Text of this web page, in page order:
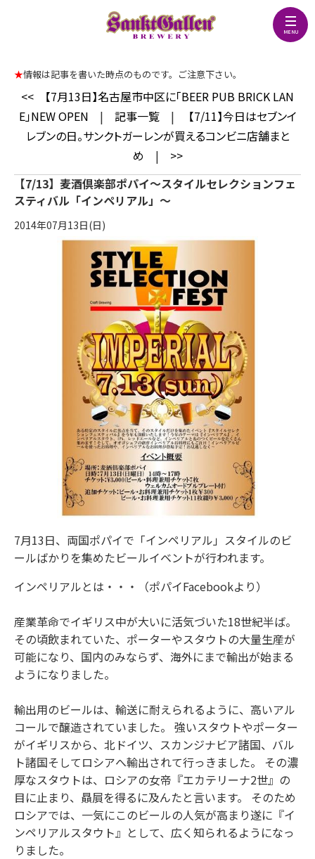
★情報は記事を書いた時点のものです。ご注意下さい。
<<
【7月13日】名古屋市中区に「BEER PUB BRICK LAN
E」NEW OPEN | 記事一覧|
【7/11】今日はセブンイ
レブンの日。サンクトガーレンが買えるコンビニ店舗まと
め | >>
【7/13】麦酒倶楽部ポパイ～スタイルセレクションフェ
スティバル「インペリアル」～
2014年07月13日(日)
7月13日、両国ポパイで「インペリアル」スタイルのビ
ールばかりを集めたビールイベントが行われます。
インペリアルとは・・・（ポパイFacebookより）
産業革命でイギリス中が大いに活気づいた18世紀半ば。
その頃飲まれていた、ポーターやスタウトの大量生産が
可能になり、国内のみならず、海外にまで輸出が始まる
ようになりました。
輸出用のビールは、輸送に耐えられるように、高いアル
コールで醸造されていました。 強いスタウトやポーター
がイギリスから、北ドイツ、スカンジナビア諸国、バル
ト諸国そしてロシアへ輸出されて行っきました。 その濃
厚なスタウトは、ロシアの女帝『エカテリーナ2世』の
目に止まり、贔屓を得るに及んたと言います。 そのため
ロシアでは、一気にこのビールの人気が高まり遂に『イ
ンペリアルスタウト』として、広く知られるようになっ
りました。